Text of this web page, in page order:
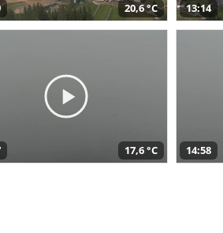
20,6 °C 13:14
17,6 °C 14:58